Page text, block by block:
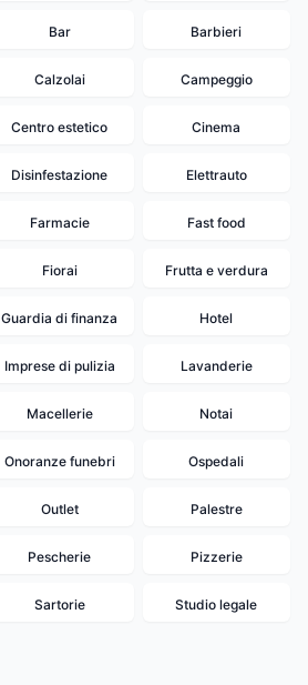
Bar Barbieri
Calzolai Campeggio
Centro estetico Cinema
Disinfestazione Elettrauto
Farmacie Fast food
Fiorai Frutta e verdura
Guardia di finanza Hotel
Imprese di pulizia Lavanderie
Macellerie Notai
Onoranze funebri Ospedali
Outlet Palestre
Pescherie Pizzerie
Sartorie Studio legale
20